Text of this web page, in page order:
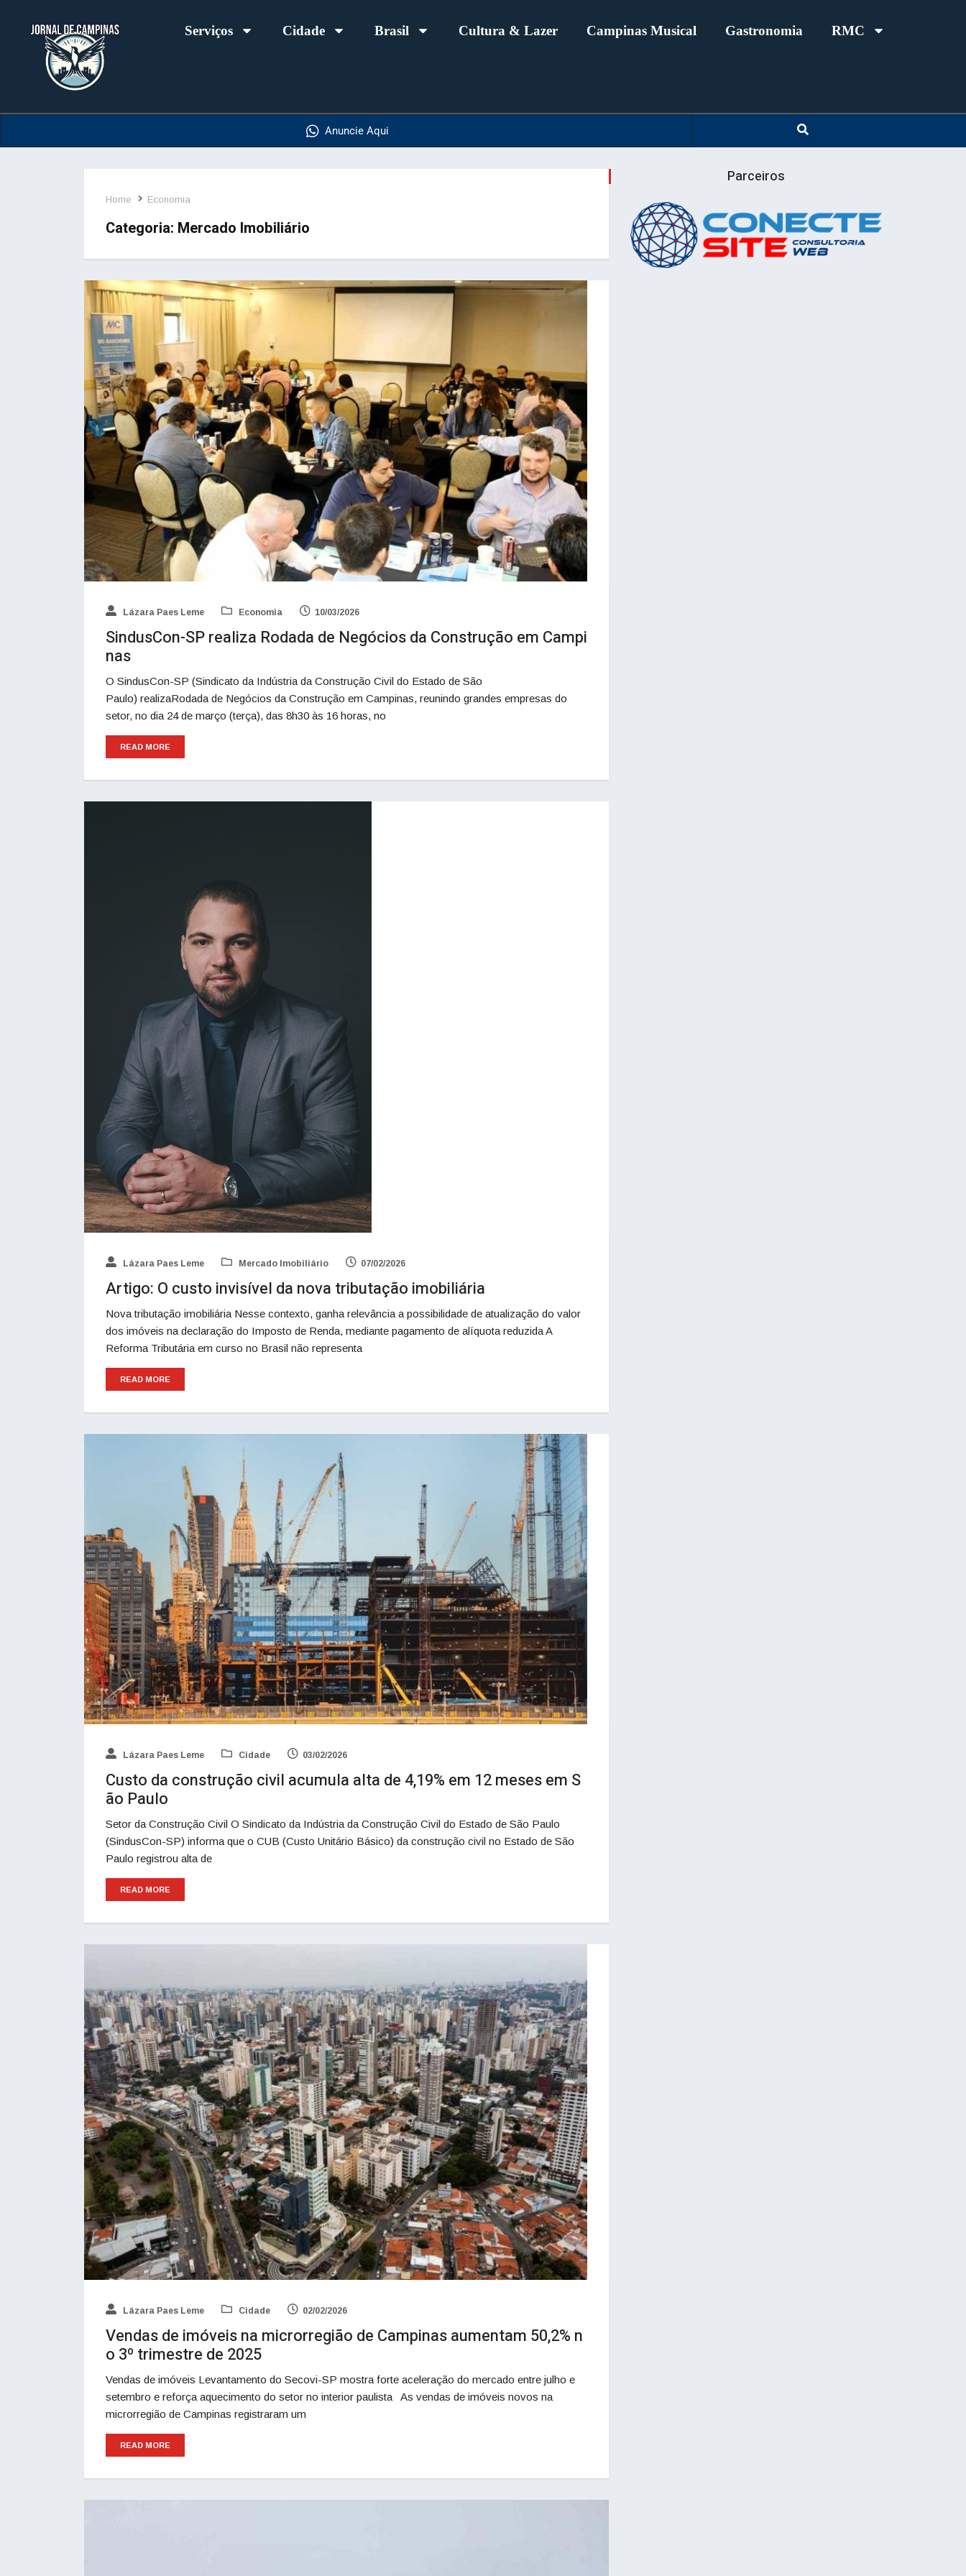
Serviços Cidade Brasil Cultura & Lazer Campinas Musical Gastronomia RMC
Anuncie Aqui
Home Economia
Categoria: Mercado Imobiliário
Lázara Paes Leme Economia 10/03/2026
SindusCon-SP realiza Rodada de Negócios da Construção em Campi
nas
O SindusCon-SP (Sindicato da Indústria da Construção Civil do Estado de São
Paulo) realizaRodada de Negócios da Construção em Campinas, reunindo grandes empresas do
setor, no dia 24 de março (terça), das 8h30 às 16 horas, no
READ MORE
Lázara Paes Leme Mercado Imobiliário 07/02/2026
Artigo: O custo invisível da nova tributação imobiliária
Nova tributação imobiliária Nesse contexto, ganha relevância a possibilidade de atualização do valor
dos imóveis na declaração do Imposto de Renda, mediante pagamento de alíquota reduzida A
Reforma Tributária em curso no Brasil não representa
READ MORE
Lázara Paes Leme Cidade 03/02/2026
Custo da construção civil acumula alta de 4,19% em 12 meses em S
ão Paulo
Setor da Construção Civil O Sindicato da Indústria da Construção Civil do Estado de São Paulo
(SindusCon-SP) informa que o CUB (Custo Unitário Básico) da construção civil no Estado de São
Paulo registrou alta de
READ MORE
Lázara Paes Leme Cidade 02/02/2026
Vendas de imóveis na microrregião de Campinas aumentam 50,2% n
o 3º trimestre de 2025
Vendas de imóveis Levantamento do Secovi-SP mostra forte aceleração do mercado entre julho e
setembro e reforça aquecimento do setor no interior paulista As vendas de imóveis novos na
microrregião de Campinas registraram um
READ MORE
Parceiros